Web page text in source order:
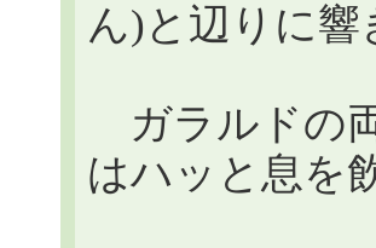
ん)と辺りに
ガラルドの
はハッと息を